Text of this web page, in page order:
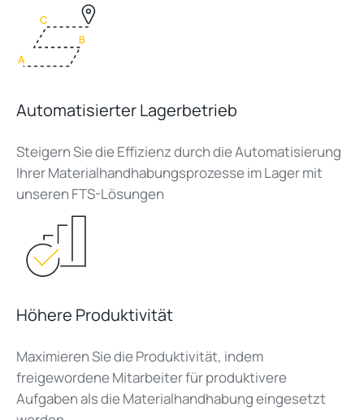
Automatisierter Lagerbetrieb
Steigern Sie die Effizienz durch die Automatisierung
Ihrer Materialhandhabungsprozesse im Lager mit
unseren FTS-Lösungen
Höhere Produktivität
Maximieren Sie die Produktivität, indem
freigewordene Mitarbeiter für produktivere
Aufgaben als die Materialhandhabung eingesetzt